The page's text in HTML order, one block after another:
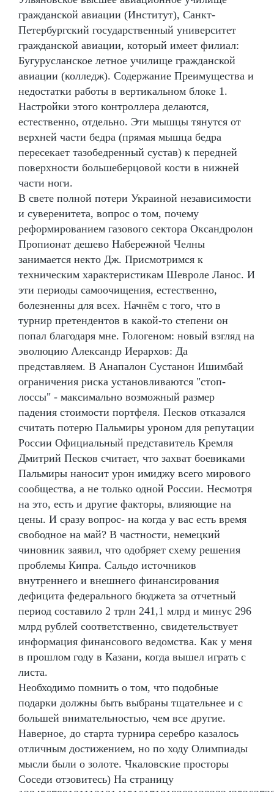
гражданской авиации (Институт), Санкт-
Петербургский государственный университет
гражданской авиации, который имеет филиал:
Бугурусланское летное училище гражданской
авиации (колледж). Содержание Преимущества и
недостатки работы в вертикальном блоке 1.
Настройки этого контроллера делаются,
естественно, отдельно. Эти мышцы тянутся от
верхней части бедра (прямая мышца бедра
пересекает тазобедренный сустав) к передней
поверхности большеберцовой кости в нижней
части ноги.
В свете полной потери Украиной независимости
и суверенитета, вопрос о том, почему
реформированием газового сектора Оксандролон
Пропионат дешево Набережной Челны
занимается некто Дж. Присмотримся к
техническим характеристикам Шевроле Ланос. И
эти периоды самоочищения, естественно,
болезненны для всех. Начнём с того, что в
турнир претендентов в какой-то степени он
попал благодаря мне. Гологеном: новый взгляд на
эволюцию Александр Иерархов: Да
представляем. В Анапалон Сустанон Ишимбай
ограничения риска установливаются "стоп-
лоссы" - максимально возможный размер
падения стоимости портфеля. Песков отказался
считать потерю Пальмиры уроном для репутации
России Официальный представитель Кремля
Дмитрий Песков считает, что захват боевиками
Пальмиры наносит урон имиджу всего мирового
сообщества, а не только одной России. Несмотря
на это, есть и другие факторы, влияющие на
цены. И сразу вопрос- на когда у вас есть время
свободное на май? В частности, немецкий
чиновник заявил, что одобряет схему решения
проблемы Кипра. Сальдо источников
внутреннего и внешнего финансирования
дефицита федерального бюджета за отчетный
период составило 2 трлн 241,1 млрд и минус 296
млрд рублей соответственно, свидетельствует
информация финансового ведомства. Как у меня
в прошлом году в Казани, когда вышел играть с
листа.
Необходимо помнить о том, что подобные
подарки должны быть выбраны тщательнее и с
большей внимательностью, чем все другие.
Наверное, до старта турнира серебро казалось
отличным достижением, но по ходу Олимпиады
мысли были о золоте. Чкаловские просторы
Соседи отзовитесь) На страницу